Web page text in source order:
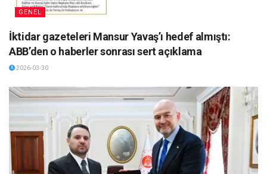
GENEL
İktidar gazeteleri Mansur Yavaş’ı hedef almıştı:
ABB’den o haberler sonrası sert açıklama
2026-03-30